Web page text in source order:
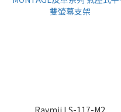
Raymii LS-117-M2